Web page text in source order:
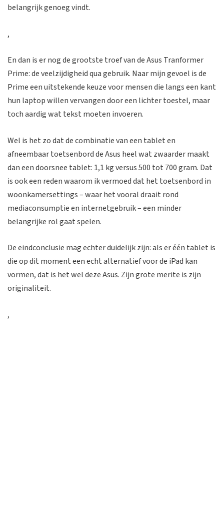
belangrijk genoeg vindt.
,
En dan is er nog de grootste troef van de Asus Tranformer
Prime: de veelzijdigheid qua gebruik. Naar mijn gevoel is de
Prime een uitstekende keuze voor mensen die langs een kant
hun laptop willen vervangen door een lichter toestel, maar
toch aardig wat tekst moeten invoeren.
Wel is het zo dat de combinatie van een tablet en
afneembaar toetsenbord de Asus heel wat zwaarder maakt
dan een doorsnee tablet: 1,1 kg versus 500 tot 700 gram. Dat
is ook een reden waarom ik vermoed dat het toetsenbord in
woonkamersettings – waar het vooral draait rond
mediaconsumptie en internetgebruik – een minder
belangrijke rol gaat spelen.
De eindconclusie mag echter duidelijk zijn: als er één tablet is
die op dit moment een echt alternatief voor de iPad kan
vormen, dat is het wel deze Asus. Zijn grote merite is zijn
originaliteit.
,